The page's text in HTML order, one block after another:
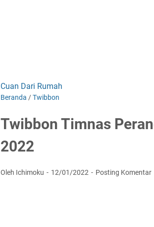
Cuan Dari Rumah
Beranda /Twibbon
Twibbon Timnas
2022
Oleh Ichimoku 12/01/2022 Posting Komentar